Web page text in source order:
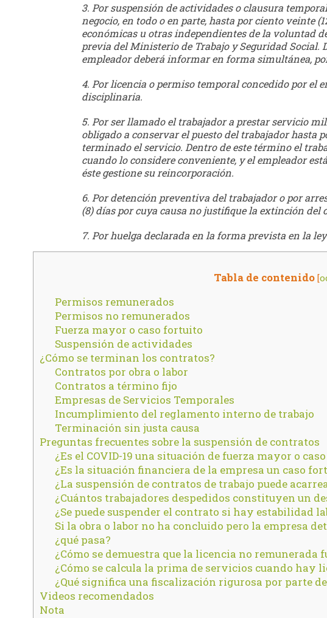
3. Por suspensión de actividades o clausura
negocio, en todo o en parte, hasta por ciento veinte
económicas u otras independientes de la voluntad
previa del Ministerio de Trabajo y Seguridad Social.
empleador deberá informar en forma simultánea,
4. Por licencia o permiso temporal concedido por el
disciplinaria.
5. Por ser llamado el trabajador a prestar servicio
obligado a conservar el puesto del trabajador hasta
terminado el servicio. Dentro de este término el
cuando lo considere conveniente, y el empleador
éste gestione su reincorporación.
6. Por detención preventiva del trabajador o por
(8) días por cuya causa no justifique la extinción del
7. Por huelga declarada en la forma prevista en la
Tabla de contenido [
Permisos remunerados
Permisos no remunerados
Fuerza mayor o caso fortuito
Suspensión de actividades
¿Cómo se terminan los contratos?
Contratos por obra o labor
Contratos a término fijo
Empresas de Servicios Temporales
Incumplimiento del reglamento interno de trabajo
Terminación sin justa causa
Preguntas frecuentes sobre la suspensión de contratos
¿Es el COVID-19 una situación de fuerza mayor o
¿Es la situación financiera de la empresa un caso
¿La suspensión de contratos de trabajo puede
¿Cuántos trabajadores despedidos constituyen un
¿Se puede suspender el contrato si hay estabilidad
Si la obra o labor no ha concluido pero la empresa
¿qué pasa?
¿Cómo se demuestra que la licencia no remunerada
¿Cómo se calcula la prima de servicios cuando hay
¿Qué significa una fiscalización rigurosa por parte
Videos recomendados
Nota